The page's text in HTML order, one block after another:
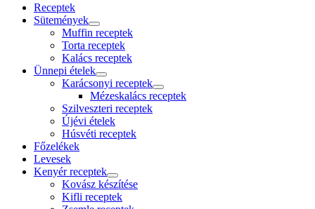
Receptek
Sütemények
open
menu
Muffin receptek
Torta receptek
Kalács receptek
Ünnepi ételek
open
menu
Karácsonyi receptek
open
menu
Mézeskalács receptek
Szilveszteri receptek
Újévi ételek
Húsvéti receptek
Főzelékek
Levesek
Kenyér receptek
open
menu
Kovász készítése
Kifli receptek